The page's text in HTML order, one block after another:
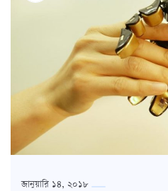
জানুয়ারি ১৪, ২০১৮